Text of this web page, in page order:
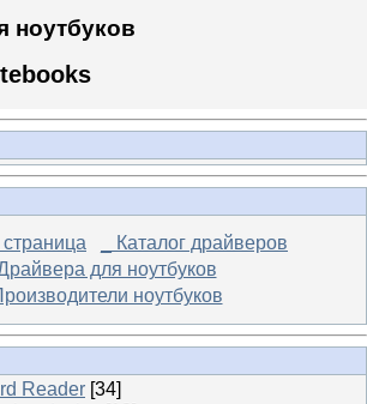
ноутбуков
страница
_ Каталог драйверов
Драйвера для ноутбуков
ноутбуков
Reader [34]